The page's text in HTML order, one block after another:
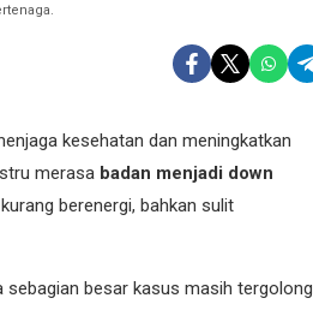
kesehatan dan meningkatkan
merasa badan menjadi down
berenergi, bahkan sulit
sebagian besar kasus masih tergolong